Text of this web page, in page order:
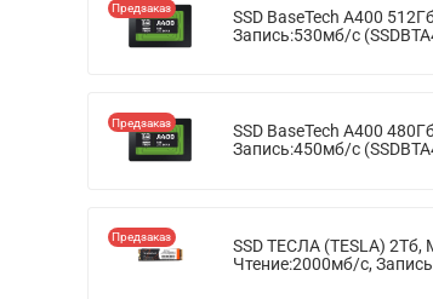
Предзаказ
SSD BaseTech A400
Запись:530мб/с
Предзаказ
SSD BaseTech A400
Запись:450мб/с
Предзаказ
SSD ТЕСЛА (TESLA) 2Тб,
Чтение:2000мб/с,